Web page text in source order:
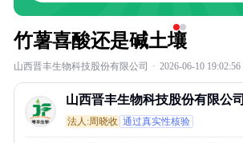
竹薯喜酸还是碱土壤
山西晋丰生物科技股份有限公司 · 2026-06-10 19:02:56
山西晋丰生物科技股份有限公司
法人:周晓收 通过真实性核验